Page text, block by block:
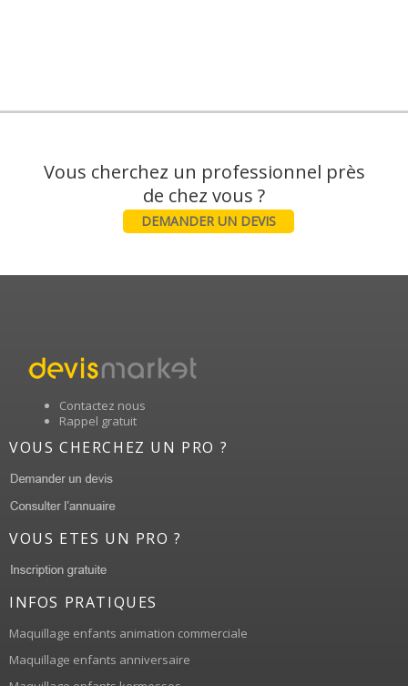
Vous cherchez un professionnel près
DEMANDER UN DEVIS
Contactez nous
Rappel gratuit
VOUS CHERCHEZ UN PRO ?
VOUS ETES UN PRO ?
INFOS PRATIQUES
Maquillage enfants animation commerciale
Maquillage enfants anniversaire